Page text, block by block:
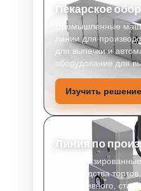
Пекарское
Промышленные
линии для
для выпечки и
оборудование для
Изучить решение
Линия по
производства
эффективного,